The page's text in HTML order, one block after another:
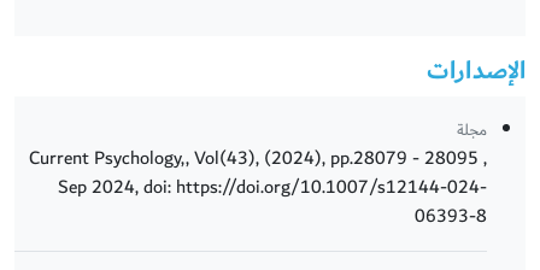
الإصدارات
مجلة
Current Psychology,, Vol(43), (2024), pp.28079 - 28095 ,
Sep 2024, doi: https://doi.org/10.1007/s12144-024-
06393-8